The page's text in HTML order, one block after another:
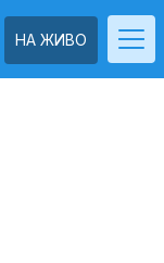
НА ЖИВО